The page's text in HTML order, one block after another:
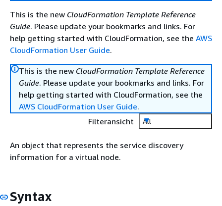
This is the new CloudFormation Template Reference
Guide. Please update your bookmarks and links. For
help getting started with CloudFormation, see the AWS
CloudFormation User Guide.
This is the new CloudFormation Template Reference
Guide. Please update your bookmarks and links. For
help getting started with CloudFormation, see the
AWS CloudFormation User Guide.
Filteransicht
All
An object that represents the service discovery
information for a virtual node.
Syntax